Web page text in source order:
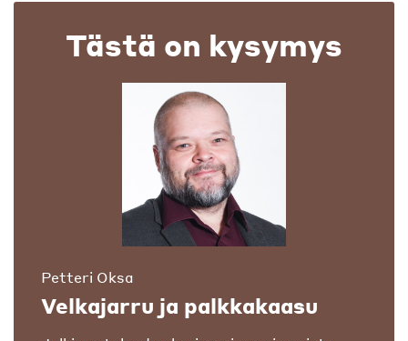
Tästä on kysymys
Petteri Oksa
Velkajarru ja palkkakaasu